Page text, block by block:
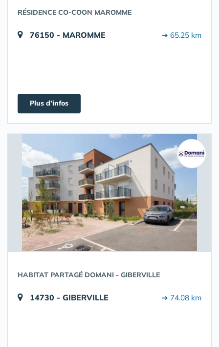
RÉSIDENCE CO-COON MAROMME
76150 - MAROMME ➔ 65.25 km
Plus d'infos
HABITAT PARTAGÉ DOMANI - GIBERVILLE
14730 - GIBERVILLE ➔ 74.08 km